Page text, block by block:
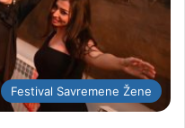
Festival Savremene Žene